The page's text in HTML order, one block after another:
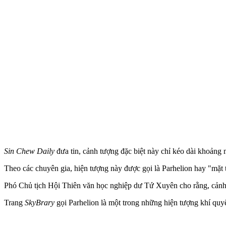
Sin Chew Daily đưa tin, cảnh tượng đặc biệt này chỉ kéo dài khoảng
Theo các chuyên gia, hiện tượng này được gọi là Parhelion hay
Phó Chủ tịch Hội Thiên văn học nghiệp dư Tứ Xuyên cho rằng,
Trang SkyBrary gọi Parhelion là một trong những hiện tượng khí